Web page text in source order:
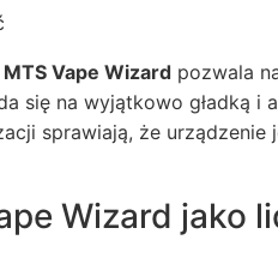
MTS Vape Wizard pozwala
się na wyjątkowo gładką i
sprawiają, że urządzenie
Wizard jako